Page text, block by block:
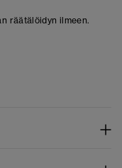
räätälöidyn ilmeen.